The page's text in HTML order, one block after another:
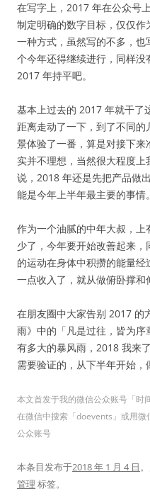
在写字上，2017 年在公众号
制定明确的数字目标，仅仅
一种方式，虽然写的不多，
个今年还得继续进行，同样
2017 年持平吧。
基本上过去的 2017 年就干了
距离走动了一下，到了不同
景体验了一番，算是对接下
实并不理想，当然很大程度
说，2018 年还是先把产品做
能是今年上半年最主要的事情。
作为一个油腻的中年大叔，
少了，今年要开始改善起来
的运动在身体中积攒的能量
一点收入了，就从做俯卧撑和
在朋友圈中大家告别 2017 的
雨》中的「凡是过往，皆为
有多大的暴风雨，2018 我来
需要验证的，从下半年开始，
本文首发于我的微信公众账号「时
在微信中搜索「doevents」或用
公众账号
本条目发布于2018 年 1 月 4 日
管理 标签。